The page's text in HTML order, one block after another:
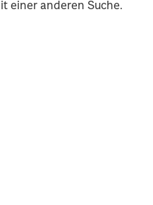
einer anderen Suche.